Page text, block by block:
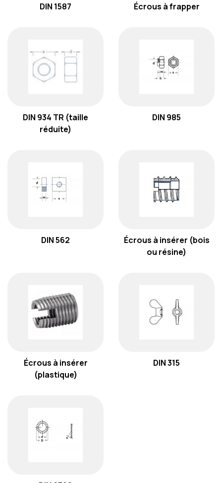
DIN 1587 Écrous à frapper
DIN 934 TR (taille
réduite)
DIN 985
DIN 562
Écrous à insérer (bois
ou résine)
Écrous à insérer
(plastique)
DIN 315